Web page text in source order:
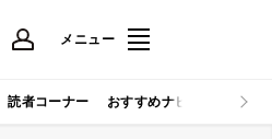
メニュー
読者コーナー おすすめナビ マイナビ